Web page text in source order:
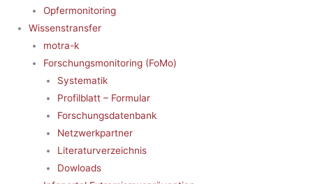
Opfermonitoring
Wissenstransfer
motra-k
Forschungsmonitoring (FoMo)
Systematik
Profilblatt – Formular
Forschungsdatenbank
Netzwerkpartner
Literaturverzeichnis
Dowloads